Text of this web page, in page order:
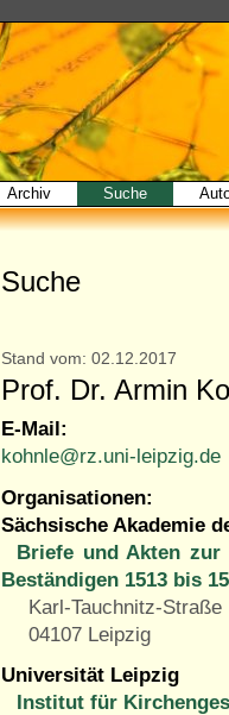
Archiv Suche
Suche
Stand vom: 02.12.2017
Prof. Dr. Armin
E-Mail:
kohnle@rz.uni-leipzig.de
Organisationen:
Sächsische Akademie
Briefe und Akten zur
Beständigen 1513 bis
Karl-Tauchnitz-Straße
04107 Leipzig
Universität Leipzig
Institut für